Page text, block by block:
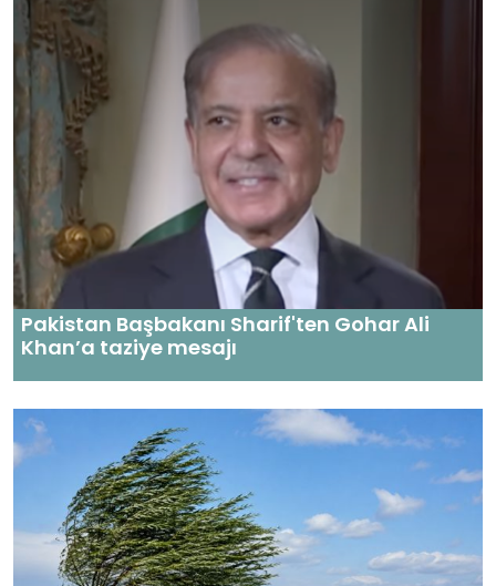
Pakistan Başbakanı Sharif'ten Gohar Ali
Khan’a taziye mesajı